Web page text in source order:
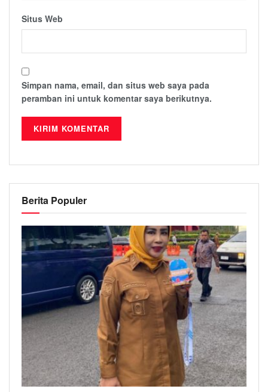
Situs Web
Simpan nama, email, dan situs web saya pada
peramban ini untuk komentar saya berikutnya.
Berita Populer